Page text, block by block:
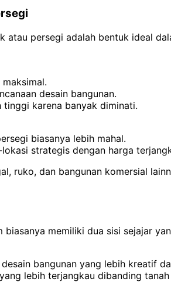
atau persegi adalah bentuk ideal
desain bangunan.
tinggi karena banyak diminati.
biasanya lebih mahal.
strategis dengan harga
ruko, dan bangunan komersial
biasanya memiliki dua sisi sejajar
bangunan yang lebih kreatif
lebih terjangkau dibanding